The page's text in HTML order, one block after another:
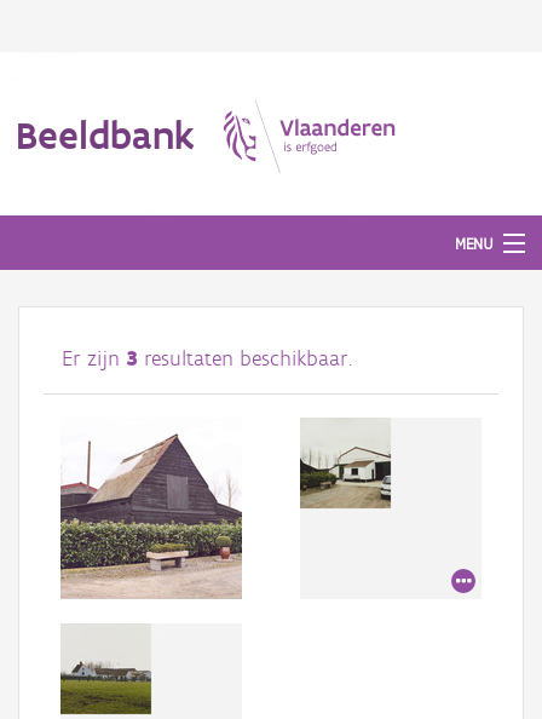
Beeldbank
MENU
Afbeeldingen
#BeeldIndeKijker
Hergebruik
Over ons
Aanmelden
Er zijn 3 resultaten beschikbaar.